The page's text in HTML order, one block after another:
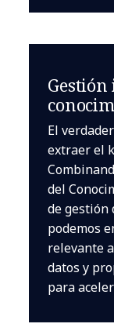
El
extraer el
del
de gestión
podemos
relevante
datos y
para